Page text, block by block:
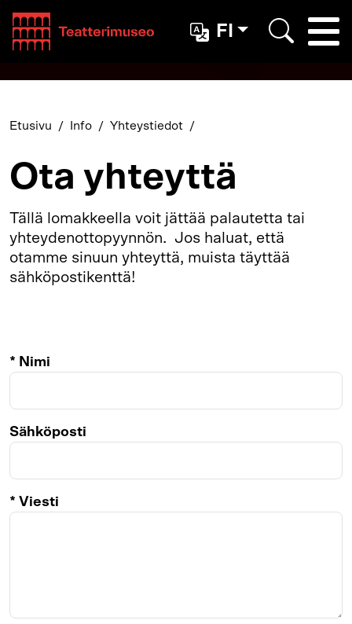
Teatterimuseo
FI
Etusivu Info Yhteystiedot
Ota yhteyttä
Tällä lomakkeella voit jättää palautetta tai
yhteydenottopyynnön. Jos haluat, että
otamme sinuun yhteyttä, muista täyttää
sähköpostikenttä!
* Nimi
Sähköposti
* Viesti